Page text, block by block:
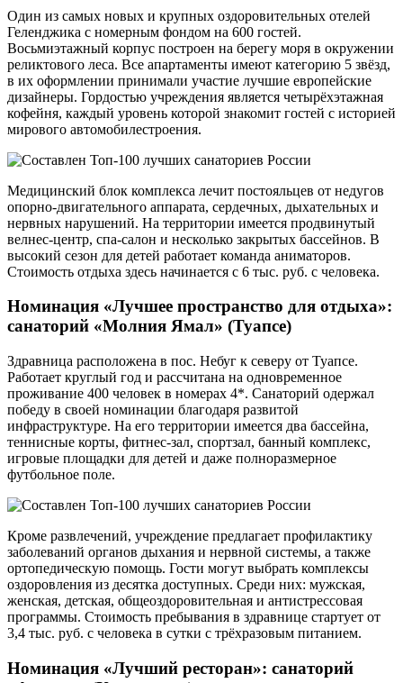
Один из самых новых и крупных оздоровительных отелей
Геленджика с номерным фондом на 600 гостей.
Восьмиэтажный корпус построен на берегу моря в окружении
реликтового леса. Все апартаменты имеют категорию 5 звёзд,
в их оформлении принимали участие лучшие европейские
дизайнеры. Гордостью учреждения является четырёхэтажная
кофейня, каждый уровень которой знакомит гостей с историей
мирового автомобилестроения.
Медицинский блок комплекса лечит постояльцев от недугов
опорно-двигательного аппарата, сердечных, дыхательных и
нервных нарушений. На территории имеется продвинутый
велнес-центр, спа-салон и несколько закрытых бассейнов. В
высокий сезон для детей работает команда аниматоров.
Стоимость отдыха здесь начинается с 6 тыс. руб. с человека.
Номинация «Лучшее пространство для отдыха»:
санаторий «Молния Ямал» (Туапсе)
Здравница расположена в пос. Небуг к северу от Туапсе.
Работает круглый год и рассчитана на одновременное
проживание 400 человек в номерах 4*. Санаторий одержал
победу в своей номинации благодаря развитой
инфраструктуре. На его территории имеется два бассейна,
теннисные корты, фитнес-зал, спортзал, банный комплекс,
игровые площадки для детей и даже полноразмерное
футбольное поле.
Кроме развлечений, учреждение предлагает профилактику
заболеваний органов дыхания и нервной системы, а также
ортопедическую помощь. Гости могут выбрать комплексы
оздоровления из десятка доступных. Среди них: мужская,
женская, детская, общеоздоровительная и антистрессовая
программы. Стоимость пребывания в здравнице стартует от
3,4 тыс. руб. с человека в сутки с трёхразовым питанием.
Номинация «Лучший ресторан»: санаторий